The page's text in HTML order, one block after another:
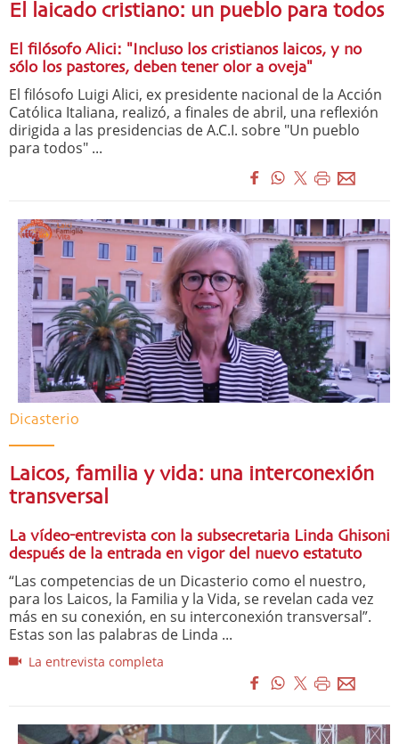
El laicado cristiano: un pueblo para todos
El filósofo Alici: "Incluso los cristianos laicos, y no
sólo los pastores, deben tener olor a oveja"
El filósofo Luigi Alici, ex presidente nacional de la Acción
Católica Italiana, realizó, a finales de abril, una reflexión
dirigida a las presidencias de A.C.I. sobre "Un pueblo
para todos" ...
Dicasterio
Laicos, familia y vida: una interconexión
transversal
La vídeo-entrevista con la subsecretaria Linda Ghisoni
después de la entrada en vigor del nuevo estatuto
“Las competencias de un Dicasterio como el nuestro,
para los Laicos, la Familia y la Vida, se revelan cada vez
más en su conexión, en su interconexión transversal”.
Estas son las palabras de Linda ...
La entrevista completa